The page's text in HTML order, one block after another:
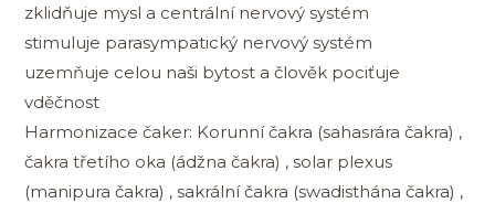
zklidňuje mysl a centrální nervový systém
stimuluje parasympatický nervový systém
uzemňuje celou naši bytost a člověk pociťuje
vděčnost
Harmonizace čaker: Korunní čakra (sahasrára čakra) ,
čakra třetího oka (ádžna čakra) , solar plexus
(manipura čakra) , sakrální čakra (swadisthána čakra) ,